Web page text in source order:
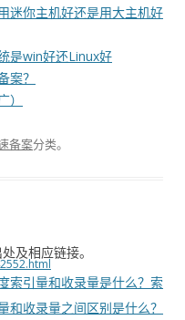
迷你主机好还是用大主机好
是win好还Linux好
案？
备案分类。
及相应链接。
索引量和收录量是什么？索
和收录量之间区别是什么？